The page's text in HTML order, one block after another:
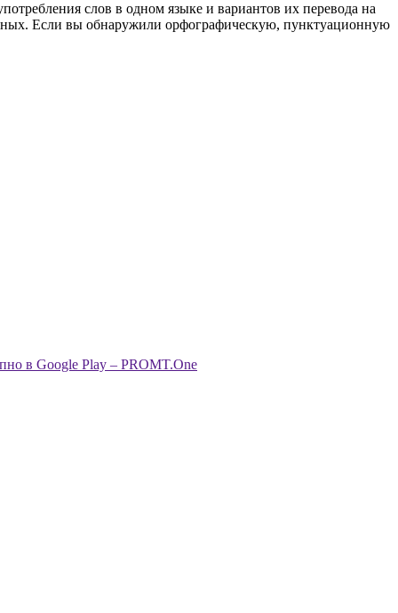
слов в одном языке и вариантов их перевода на
Если вы обнаружили орфографическую, пунктуационную